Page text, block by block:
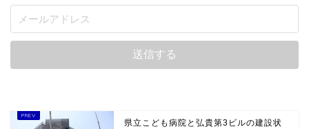
県立こども病院と弘貴第3ビルの建設状